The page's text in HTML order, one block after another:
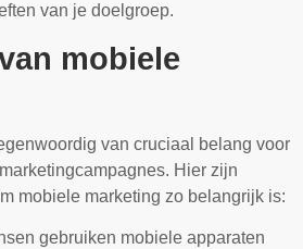
van je doelgroep.
mobiele
van cruciaal belang voor
Hier zijn
mobiele marketing zo belangrijk is:
gebruiken mobiele apparaten